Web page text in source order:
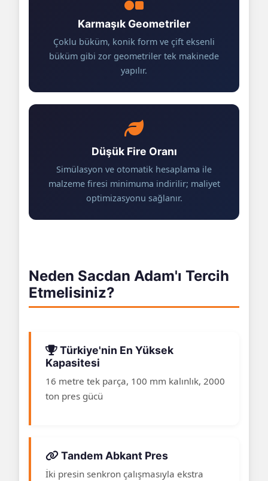
Karmaşık Geometriler
Çoklu büküm, konik form ve çift eksenli
büküm gibi zor geometriler tek makinede
yapılır.
Düşük Fire Oranı
Simülasyon ve otomatik hesaplama ile
malzeme firesi minimuma indirilir; maliyet
optimizasyonu sağlanır.
Neden Sacdan Adam'ı Tercih
Etmelisiniz?
Türkiye'nin En Yüksek
Kapasitesi
16 metre tek parça, 100 mm kalınlık, 2000
ton pres gücü
Tandem Abkant Pres
İki presin senkron çalışmasıyla ekstra